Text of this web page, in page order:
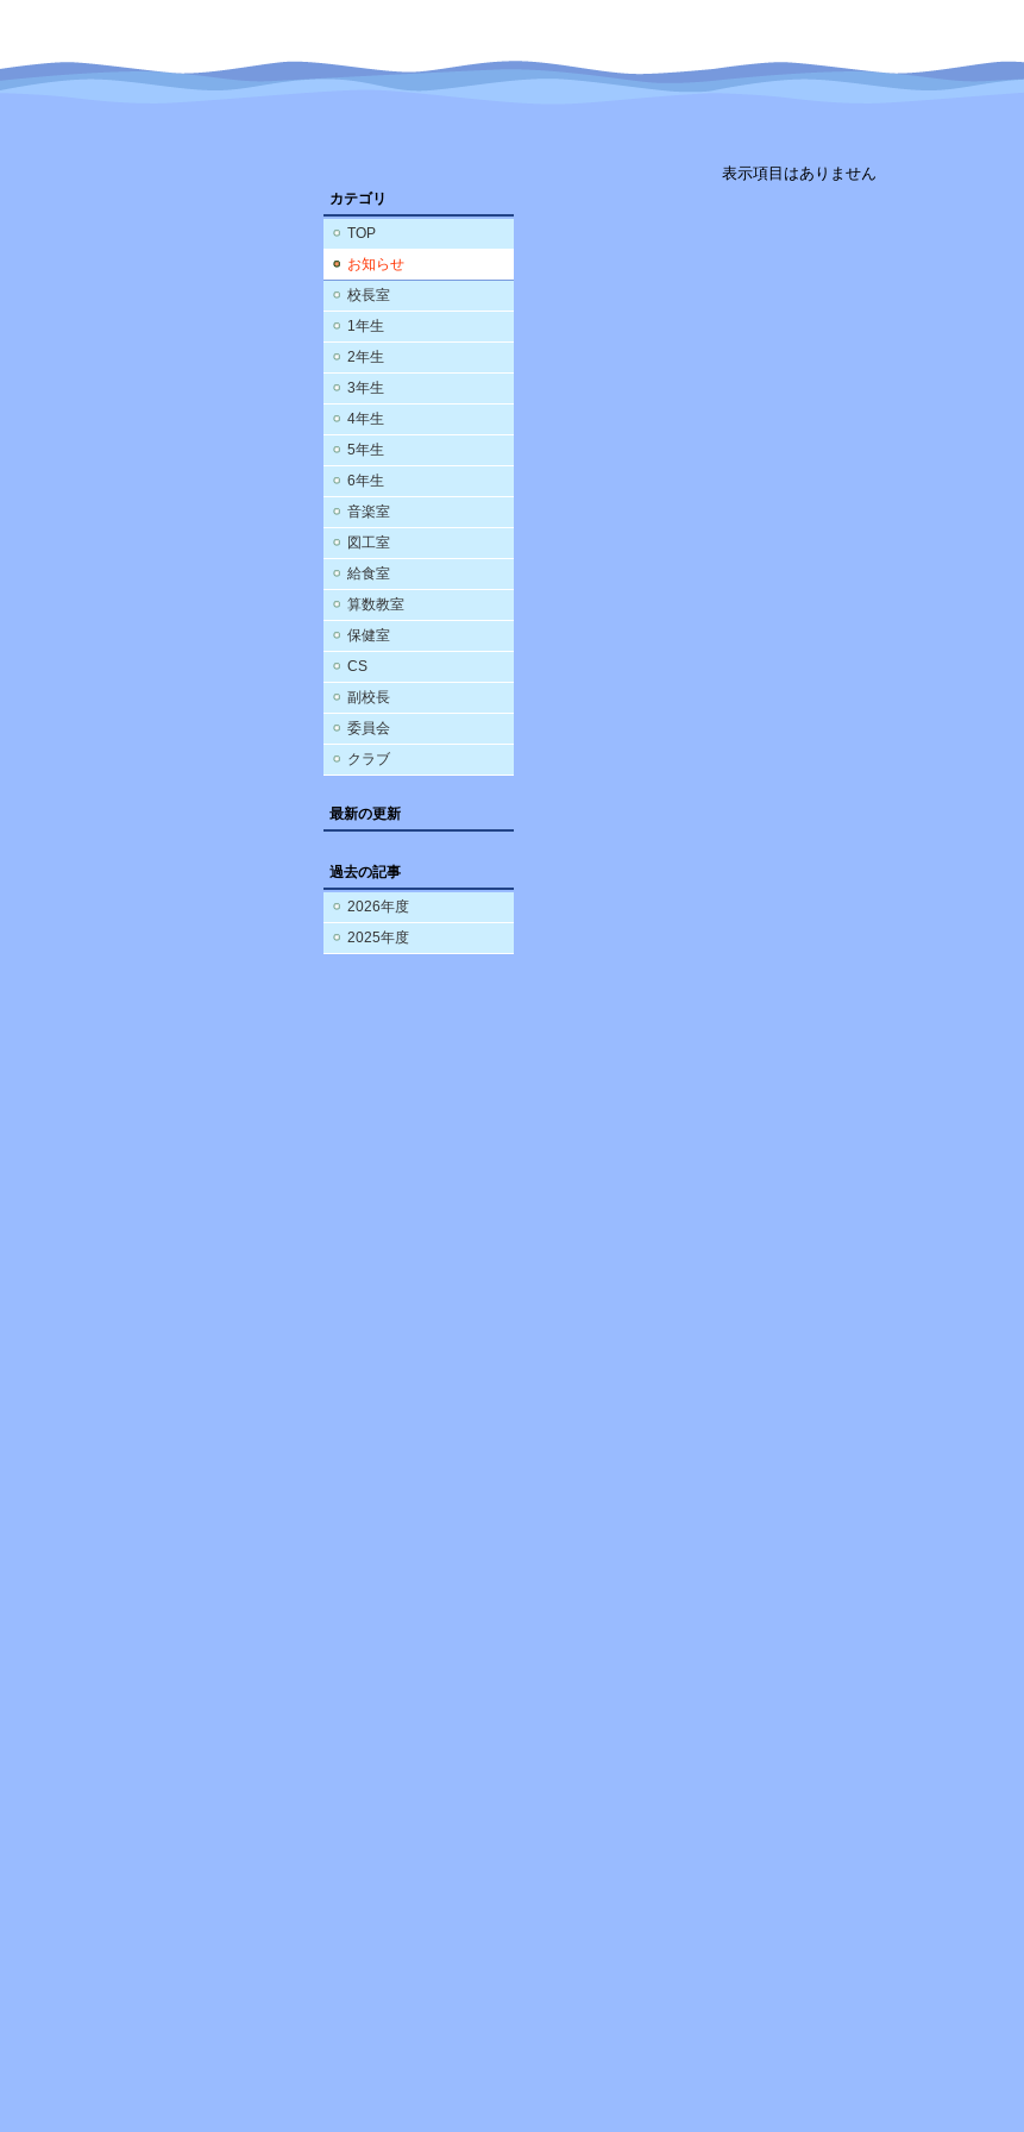
カテゴリ
TOP
お知らせ
校長室
1年生
2年生
3年生
4年生
5年生
6年生
音楽室
図工室
給食室
算数教室
保健室
CS
副校長
委員会
クラブ
最新の更新
過去の記事
2026年度
2025年度
表示項目はありません